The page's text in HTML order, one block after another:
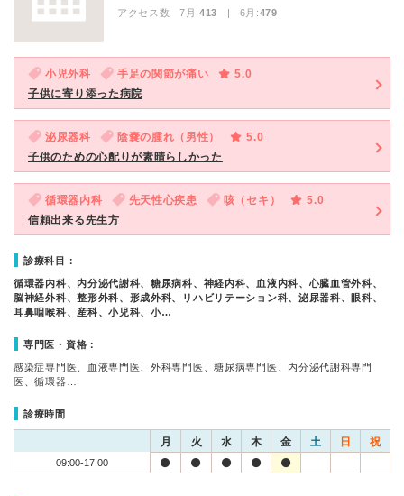
アクセス数 7月:413 | 6月:479
小児外科 手足の関節が痛い
5.0
子供に寄り添った病院
泌尿器科 陰嚢の腫れ（男性）
5.0
子供のための心配りが素晴らしかった
循環器内科 先天性心疾患 咳（セキ）
5.0
信頼出来る先生方
診療科目：
循環器内科、内分泌代謝科、糖尿病科、神経内科、血液内科、心臓血管外科、
脳神経外科、整形外科、形成外科、リハビリテーション科、泌尿器科、眼科、
耳鼻咽喉科、産科、小児科、小…
専門医・資格：
感染症専門医、血液専門医、外科専門医、糖尿病専門医、内分泌代謝科専門
医、循環器…
診療時間
月 火 水 木 金 土 日 祝
09:00-17:00